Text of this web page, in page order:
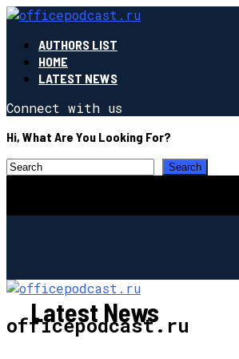
AUTHORS LIST
HOME
LATEST NEWS
Connect with us
Hi, What Are You Looking For?
officepodcast.ru
Latest News